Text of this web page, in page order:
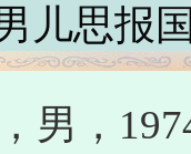
儿思报
男，